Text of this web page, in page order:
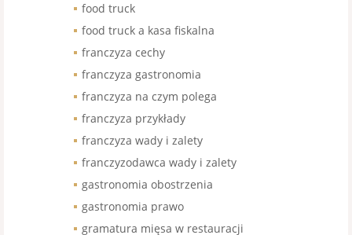
food truck
food truck a kasa fiskalna
franczyza cechy
franczyza gastronomia
franczyza na czym polega
franczyza przykłady
franczyza wady i zalety
franczyzodawca wady i zalety
gastronomia obostrzenia
gastronomia prawo
gramatura mięsa w restauracji